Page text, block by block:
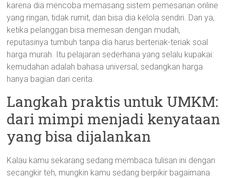
karena dia mencoba memasang sistem pemesanan online
yang ringan, tidak rumit, dan bisa dia kelola sendiri. Dan ya,
ketika pelanggan bisa memesan dengan mudah,
reputasinya tumbuh tanpa dia harus berteriak-teriak soal
harga murah. Itu pelajaran sederhana yang selalu kupakai:
kemudahan adalah bahasa universal, sedangkan harga
hanya bagian dari cerita.
Langkah praktis untuk UMKM:
dari mimpi menjadi kenyataan
yang bisa dijalankan
Kalau kamu sekarang sedang membaca tulisan ini dengan
secangkir teh, mungkin kamu sedang berpikir bagaimana